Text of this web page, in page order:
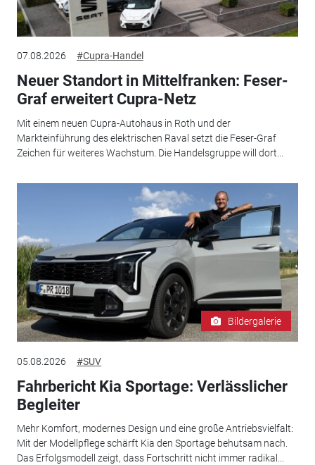
07.08.2026 #Cupra-Handel
Neuer Standort in Mittelfranken: Feser-
Graf erweitert Cupra-Netz
Mit einem neuen Cupra-Autohaus in Roth und der
Markteinführung des elektrischen Raval setzt die Feser-Graf
Zeichen für weiteres Wachstum. Die Handelsgruppe will dort...
Bildergalerie
05.08.2026 #SUV
Fahrbericht Kia Sportage: Verlässlicher
Begleiter
Mehr Komfort, modernes Design und eine große Antriebsvielfalt:
Mit der Modellpflege schärft Kia den Sportage behutsam nach.
Das Erfolgsmodell zeigt, dass Fortschritt nicht immer radikal...